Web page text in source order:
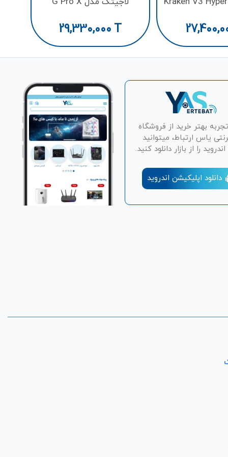
29,330,000 T
بهتر خرید از فروشگاه
یاس ارتباط، میتوانید
را از بازار دانلود کنید.
دانلود اپلیکیشن اندروید